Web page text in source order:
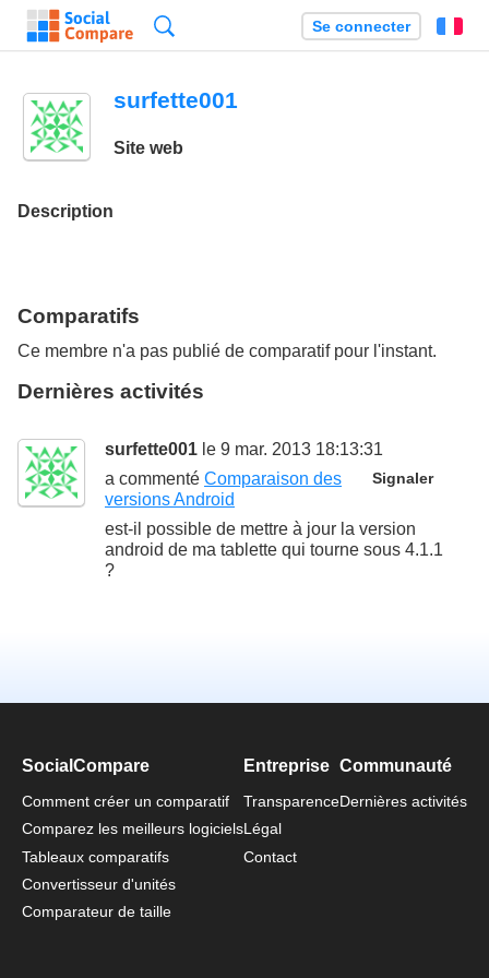
Se connecter
surfette001
Site web
Description
Comparatifs
Ce membre n'a pas publié de comparatif pour l'instant.
Dernières activités
surfette001 le 9 mar. 2013 18:13:31
Signaler
a commenté Comparaison des
versions Android
est-il possible de mettre à jour la version
android de ma tablette qui tourne sous 4.1.1
?
SocialCompare
Comment créer un comparatif
Comparez les meilleurs logiciels
Tableaux comparatifs
Convertisseur d'unités
Comparateur de taille
Entreprise
Transparence
Légal
Contact
Communauté
Dernières activités